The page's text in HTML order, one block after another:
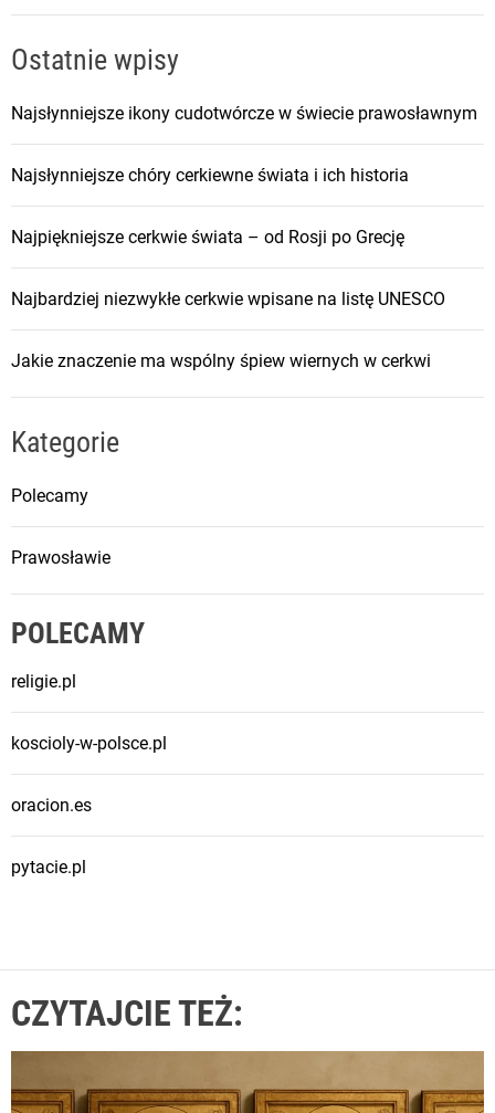
Ostatnie wpisy
Najsłynniejsze ikony cudotwórcze w świecie prawosławnym
Najsłynniejsze chóry cerkiewne świata i ich historia
Najpiękniejsze cerkwie świata – od Rosji po Grecję
Najbardziej niezwykłe cerkwie wpisane na listę UNESCO
Jakie znaczenie ma wspólny śpiew wiernych w cerkwi
Kategorie
Polecamy
Prawosławie
POLECAMY
religie.pl
koscioly-w-polsce.pl
oracion.es
pytacie.pl
CZYTAJCIE TEŻ: